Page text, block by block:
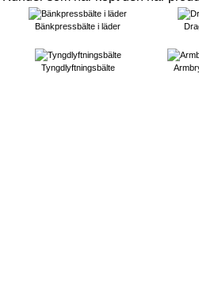
Bänkpressbälte i läder
Tyngdlyftningsbälte